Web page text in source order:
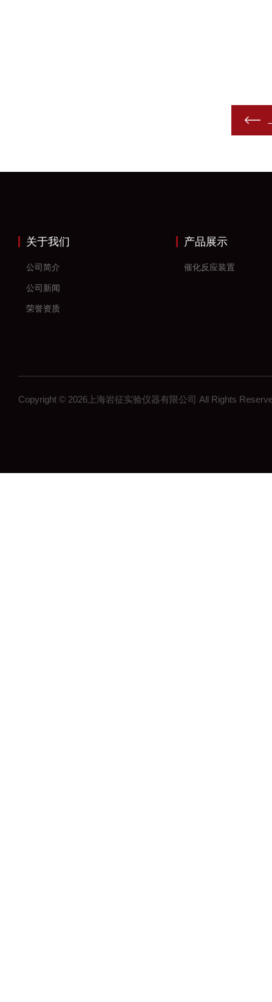
关于我们
公司简介
公司新闻
荣誉资质
产品展示
催化反应装置
Copyright © 2026上海岩征实验仪器有限公司 All Rights